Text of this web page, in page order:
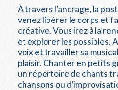
À travers l’ancrage, la
venez libérer le corps et
créative. Vous irez à la
et explorer les possibles.
voix et travailler sa
plaisir. Chanter en petits
un répertoire de chants
chansons ou